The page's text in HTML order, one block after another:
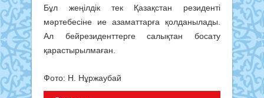
Бұл жеңілдік тек Қазақстан резиденті
мәртебесіне ие азаматтарға қолданылады.
Ал бейрезиденттерге салықтан босату
қарастырылмаған.
Фото: Н. Нұржаубай